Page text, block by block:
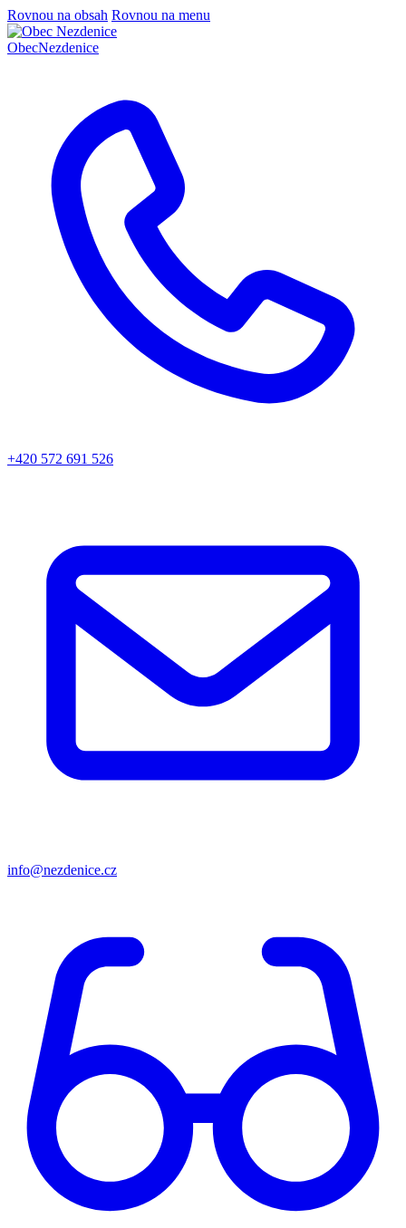
Rovnou na obsah Rovnou na menu
ObecNezdenice
+420 572 691 526
info@nezdenice.cz